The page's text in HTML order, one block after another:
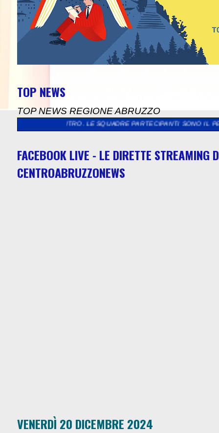
TOP NEWS
TOP NEWS REGIONE ABRUZZO
LE SQUADRE PARTECIPANTI SONO IL PESCARA
FACEBOOK LIVE - LE DIRETTE STREAMING
CENTROABRUZZONEWS
VENERDÌ 20 DICEMBRE 2024